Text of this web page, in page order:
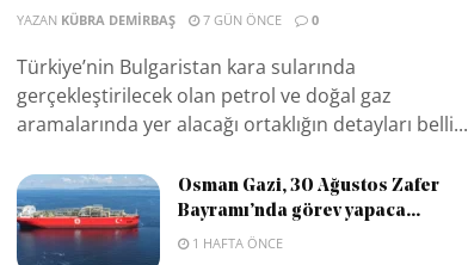
YAZAN KÜBRA DEMIRBAŞ 7 GÜN ÖNCE 0
Türkiye’nin Bulgaristan kara sularında
gerçekleştirilecek olan petrol ve doğal gaz
aramalarında yer alacağı ortaklığın detayları belli...
Osman Gazi, 30 Ağustos Zafer
Bayramı’nda görev yapaca...
1 HAFTA ÖNCE